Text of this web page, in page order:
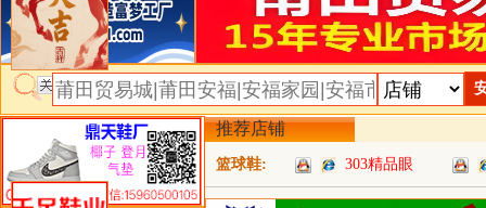
推荐店铺
篮球鞋: 303精品眼